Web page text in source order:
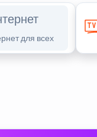
для всех